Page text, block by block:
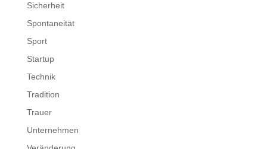
Sicherheit
Spontaneität
Sport
Startup
Technik
Tradition
Trauer
Unternehmen